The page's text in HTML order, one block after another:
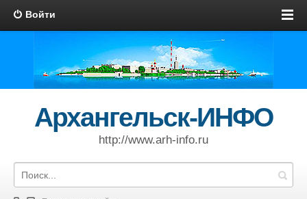
Войти
Архангельск-ИНФО
http://www.arh-info.ru